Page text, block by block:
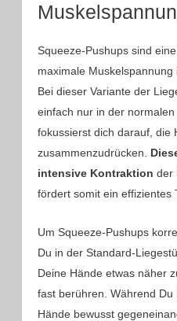
Squeeze-Pushups sind
maximale
Bei dieser Variante der
einfach nur in der
fokussierst dich darauf, die
zusammenzudrücken.
intensive Kontraktion der
fördert somit ein effizientes
Um Squeeze-Pushups
Du in der Standard-
Deine Hände etwas näher
fast berühren. Während
Hände bewusst